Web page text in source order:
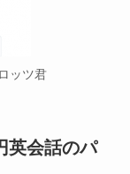
ッツ君
英会話のパ